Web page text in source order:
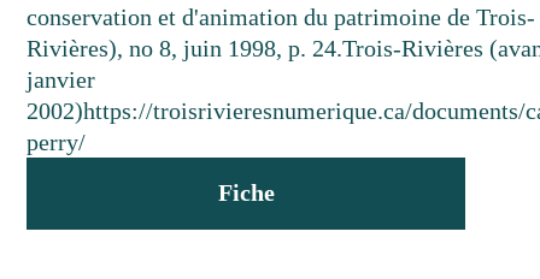
conservation et d'animation du patrimoine de Trois-
Rivières), no 8, juin 1998, p. 24.Trois-Rivières
janvier
2002)https://troisrivieresnumerique.ca/documents/
perry/
Fiche